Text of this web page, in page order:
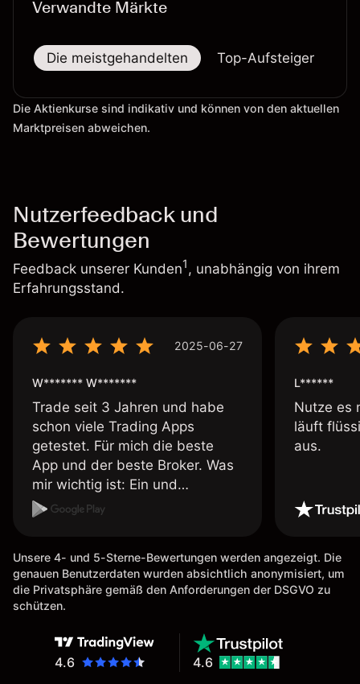
Verwandte Märkte
Die meistgehandelten Top-Aufsteiger
Die Aktienkurse sind indikativ und können von den aktuellen
Marktpreisen abweichen.
Nutzerfeedback und
Bewertungen
Feedback unserer Kunden1, unabhängig von ihrem
Erfahrungsstand.
2025-06-27
W******* W*******
Trade seit 3 Jahren und habe
schon viele Trading Apps
getestet. Für mich die beste
App und der beste Broker. Was
mir wichtig ist: Ein und
Auszahlungen per Kreditkarte
möglich. Berichte, Auszüge OK.
Eine Diagrammfunktion wie es
bei Naga ist wäre
L******
Nutze es
läuft
aus.
Unsere 4- und 5-Sterne-Bewertungen werden angezeigt. Die
genauen Benutzerdaten wurden absichtlich anonymisiert, um
die Privatsphäre gemäß den Anforderungen der DSGVO zu
schützen.
4.6 4.6